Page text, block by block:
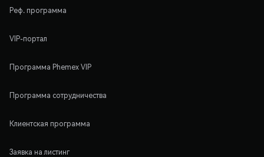
Реф. программа
VIP-портал
Программа Phemex VIP
Программа сотрудничества
Клиентская программа
Заявка на листинг